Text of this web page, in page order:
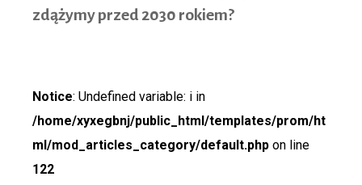
zdążymy przed 2030 rokiem?
Notice: Undefined variable: i in
/home/xyxegbnj/public_html/templates/prom/ht
ml/mod_articles_category/default.php on line
122